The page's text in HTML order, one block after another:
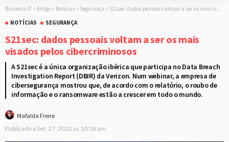
Business-IT > Artigo > Notícias > Segurança > S21sec: dados pessoais voltam a ser os mais visados pelos cibercriminosos
NOTÍCIAS
SEGURANÇA
S21sec: dados pessoais voltam a ser os mais
visados pelos cibercriminosos
A S21sec é a única organização ibérica que participa no Data Breach
Investigation Report (DBIR) da Verizon. Num webinar, a empresa de
cibersegurança mostrou que, de acordo com o relatório, o roubo de
informação e o ransomware estão a crescer em todo o mundo.
Mafalda Freire
Publicado a Set. 27, 2022 às 10:38 am